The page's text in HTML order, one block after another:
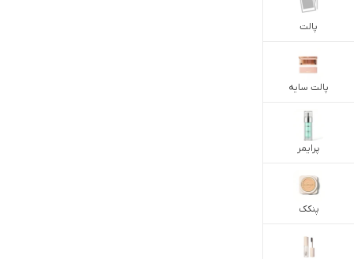
پالت
پالت سایه
پرایمر
پنکک